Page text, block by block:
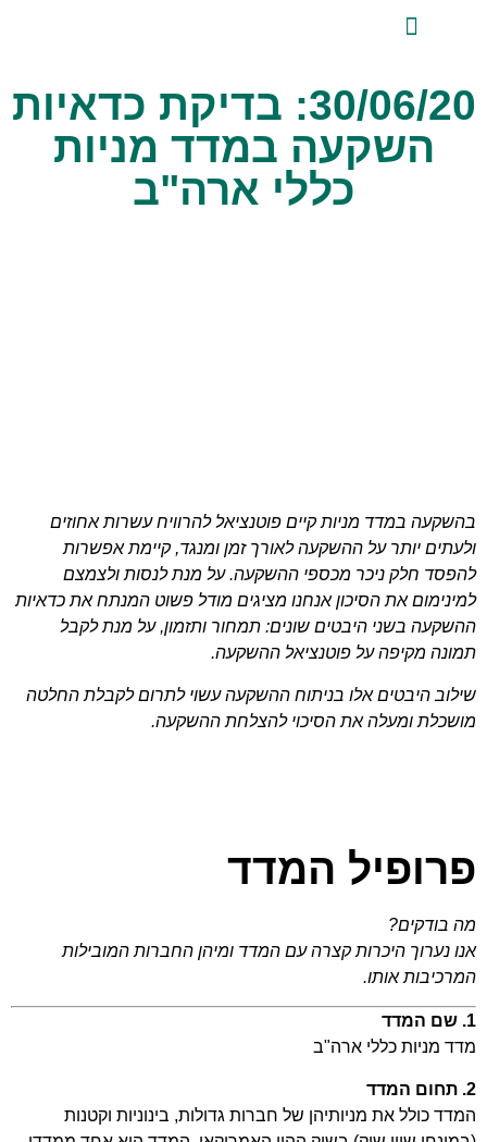
30/06/20: בדיקת כדאיות
השקעה במדד מניות
כללי ארה"ב
בהשקעה במדד מניות קיים פוטנציאל להרוויח עשרות אחוזים
ולעתים יותר על ההשקעה לאורך זמן ומנגד, קיימת אפשרות
להפסד חלק ניכר מכספי ההשקעה. על מנת לנסות ולצמצם
למינימום את הסיכון אנחנו מציגים מודל פשוט המנתח את כדאיות
ההשקעה בשני היבטים שונים: תמחור ותזמון, על מנת לקבל
תמונה מקיפה על פוטנציאל ההשקעה.
שילוב היבטים אלו בניתוח ההשקעה עשוי לתרום לקבלת החלטה
מושכלת ומעלה את הסיכוי להצלחת ההשקעה.
פרופיל המדד
מה בודקים?
אנו נערוך היכרות קצרה עם המדד ומיהן החברות המובילות
המרכיבות אותו.
1. שם המדד
מדד מניות כללי ארה"ב
2. תחום המדד
המדד כולל את מניותיהן של חברות גדולות, בינוניות וקטנות